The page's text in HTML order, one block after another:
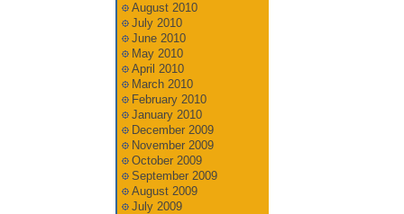
August 2010
July 2010
June 2010
May 2010
April 2010
March 2010
February 2010
January 2010
December 2009
November 2009
October 2009
September 2009
August 2009
July 2009